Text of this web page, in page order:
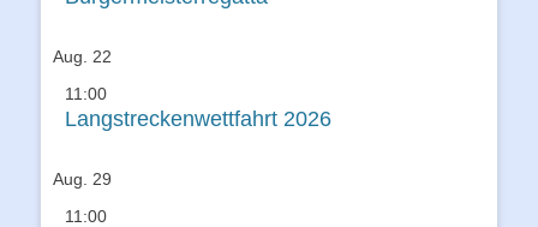
Aug. 22
11:00
Langstreckenwettfahrt 2026
Aug. 29
11:00